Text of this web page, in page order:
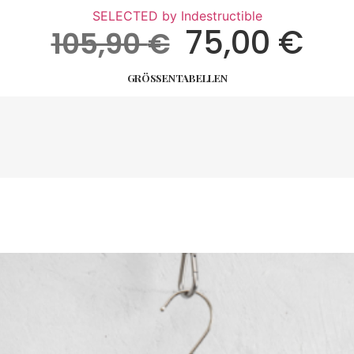
SELECTED by Indestructible
105,90€
Preis
75,00 €
GRÖSSENTABELLEN